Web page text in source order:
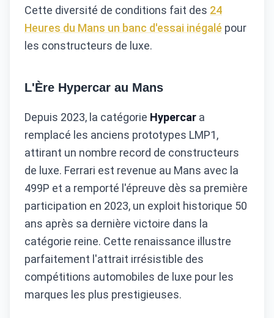
Cette diversité de conditions fait des 24
Heures du Mans un banc d'essai inégalé pour
les constructeurs de luxe.
L'Ère Hypercar au Mans
Depuis 2023, la catégorie Hypercar a
remplacé les anciens prototypes LMP1,
attirant un nombre record de constructeurs
de luxe. Ferrari est revenue au Mans avec la
499P et a remporté l'épreuve dès sa première
participation en 2023, un exploit historique 50
ans après sa dernière victoire dans la
catégorie reine. Cette renaissance illustre
parfaitement l'attrait irrésistible des
compétitions automobiles de luxe pour les
marques les plus prestigieuses.